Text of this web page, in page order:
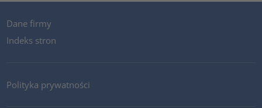
Dane firmy
Indeks stron
Polityka prywatności